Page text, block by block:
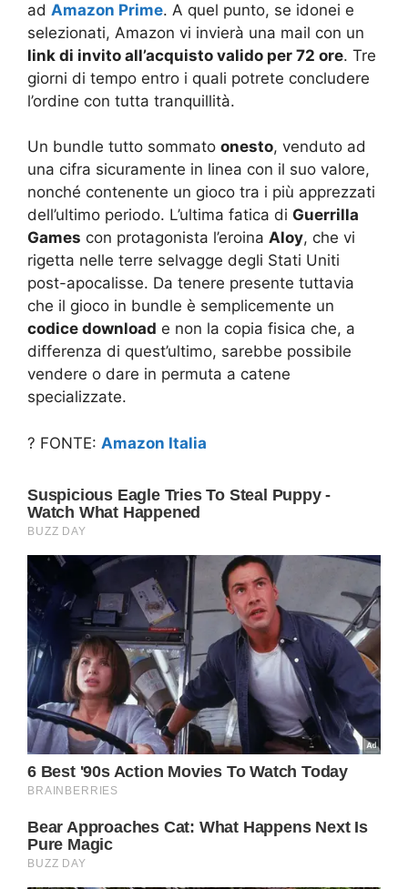
ad Amazon Prime. A quel punto, se idonei e
selezionati, Amazon vi invierà una mail con un
link di invito all’acquisto valido per 72 ore. Tre
giorni di tempo entro i quali potrete concludere
l’ordine con tutta tranquillità.
Un bundle tutto sommato onesto, venduto ad
una cifra sicuramente in linea con il suo valore,
nonché contenente un gioco tra i più apprezzati
dell’ultimo periodo. L’ultima fatica di Guerrilla
Games con protagonista l’eroina Aloy, che vi
rigetta nelle terre selvagge degli Stati Uniti
post-apocalisse. Da tenere presente tuttavia
che il gioco in bundle è semplicemente un
codice download e non la copia fisica che, a
differenza di quest’ultimo, sarebbe possibile
vendere o dare in permuta a catene
specializzate.
? FONTE: Amazon Italia